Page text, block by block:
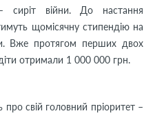
сиріт війни. До настання
щомісячну стипендію на
Вже протягом перших двох
отримали 1 000 000 грн.
про свій головний пріоритет –